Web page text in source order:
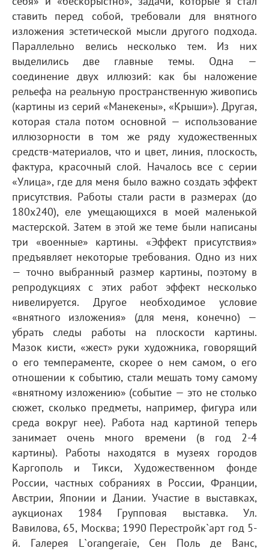
ставить перед собой, требовали для внятного
изложения эстетической мысли другого подхода.
Параллельно велись несколько тем. Из них
выделились две главные темы. Одна —
соединение двух иллюзий: как бы наложение
рельефа на реальную пространственную живопись
(картины из серий «Манекены», «Крыши»). Другая,
которая стала потом основной — использование
иллюзорности в том же ряду художественных
средств-материалов, что и цвет, линия, плоскость,
фактура, красочный слой. Началось все с серии
«Улица», где для меня было важно создать эффект
присутствия. Работы стали расти в размерах (до
180х240), еле умещающихся в моей маленькой
мастерской. Затем в этой же теме были написаны
три «военные» картины. «Эффект присутствия»
предъявляет некоторые требования. Одно из них
— точно выбранный размер картины, поэтому в
репродукциях с этих работ эффект несколько
нивелируется. Другое необходимое условие
«внятного изложения» (для меня, конечно) —
убрать следы работы на плоскости картины.
Мазок кисти, «жест» руки художника, говорящий
о его темпераменте, скорее о нем самом, о его
отношении к событию, стали мешать тому самому
«внятному изложению» (событие — это не столько
сюжет, сколько предметы, например, фигура или
среда вокруг нее). Работа над картиной теперь
занимает очень много времени (в год 2-4
картины). Работы находятся в музеях городов
Каргополь и Тикси, Художественном фонде
России, частных собраниях в России, Франции,
Австрии, Японии и Дании. Участие в выставках,
аукционах 1984 Групповая выставка. Ул.
Вавилова, 65, Москва; 1990 Перестройк`арт год 5-
й. Галерея L`orangeraie, Сен Поль де Ванс,